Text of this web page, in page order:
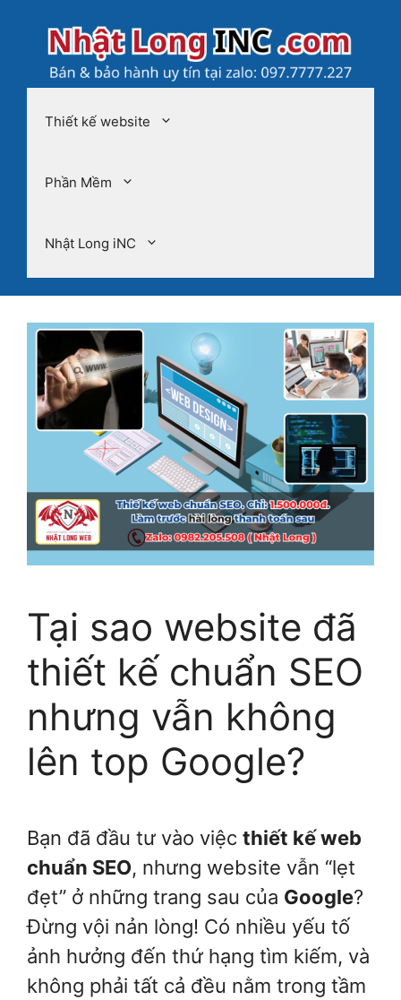
Thiết kế website
Phần Mềm
Nhật Long iNC
Tại sao website đã
thiết kế chuẩn SEO
nhưng vẫn không
lên top Google?
Bạn đã đầu tư vào việc thiết kế web
chuẩn SEO, nhưng website vẫn “lẹt
đẹt” ở những trang sau của Google?
Đừng vội nản lòng! Có nhiều yếu tố
ảnh hưởng đến thứ hạng tìm kiếm, và
không phải tất cả đều nằm trong tầm